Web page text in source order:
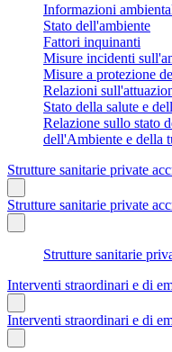
Informazioni
Stato dell'ambiente
Fattori inquinanti
Misure incidenti
Misure a protezione
Relazioni
Stato della salute e
Relazione sullo stato
dell'Ambiente e della
Strutture sanitarie private
Strutture sanitarie private
Strutture sanitarie
Interventi straordinari e di
Interventi straordinari e di